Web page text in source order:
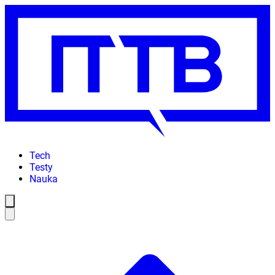
Tech
Testy
Nauka